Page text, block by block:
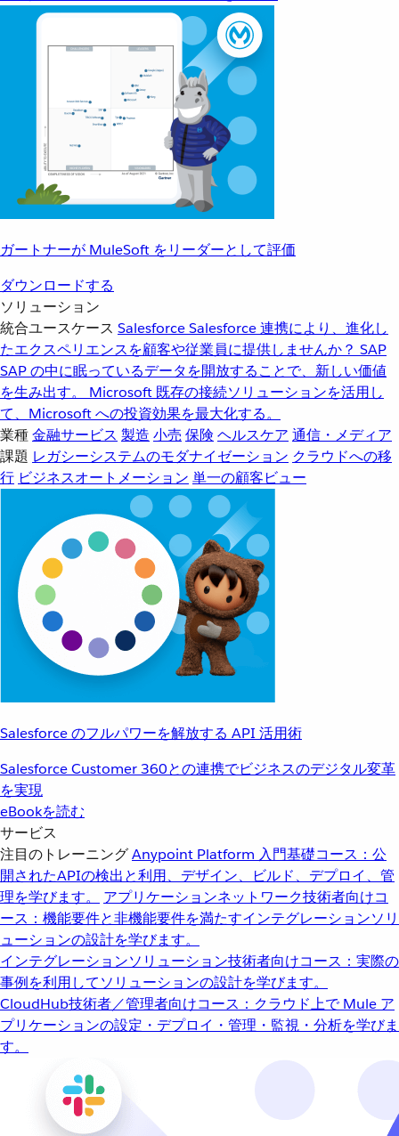
ガートナーが MuleSoft をリーダーとして評価
ダウンロードする
ソリューション
統合ユースケース SalesforceSalesforce 連携により、進化し
たエクスペリエンスを顧客や従業員に提供しませんか？ SAP
SAP の中に眠っているデータを開放することで、新しい価値
を生み出す。
Microsoft 既存の接続ソリューションを活用し
て、Microsoft への投資効果を最大化する。
業種金融サービス 製造 小売 保険 ヘルスケア 通信・メディア
課題 レガシーシステムのモダナイゼーション クラウドへの移
行 ビジネスオートメーション 単一の顧客ビュー
Salesforce のフルパワーを解放する API 活用術
Salesforce Customer 360との連携でビジネスのデジタル変革
を実現
eBookを読む
サービス
注目のトレーニングAnypoint Platform 入門基礎コース：公
開されたAPIの検出と利用、デザイン、ビルド、デプロイ、管
理を学びます。
アプリケーションネットワーク技術者向けコ
ース：機能要件と非機能要件を満たすインテグレーションソリ
ューションの設計を学びます。
インテグレーションソリューション技術者向けコース：実際の
事例を利用してソリューションの設計を学びます。
CloudHub技術者／管理者向けコース：クラウド上で Mule ア
プリケーションの設定・デプロイ・管理・監視・分析を学びま
す。